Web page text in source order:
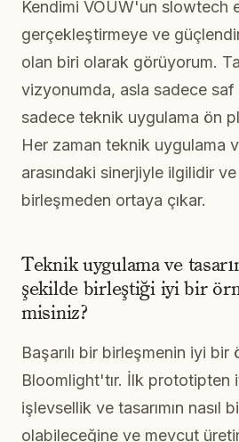
Kendimi VOUW'un slowtech
gerçekleştirmeye ve
olan biri olarak görüyorum.
vizyonumda, asla sadece saf
sadece teknik uygulama ön
Her zaman teknik uygulama
arasındaki sinerjiyle ilgilidir
birleşmeden ortaya çıkar.
Teknik uygulama ve
şekilde birleştiği iyi bir
misiniz?
Başarılı bir birleşmenin iyi bir
Bloomlight'tır. İlk prototipten
işlevsellik ve tasarımın nasıl
olabileceğine ve mevcut